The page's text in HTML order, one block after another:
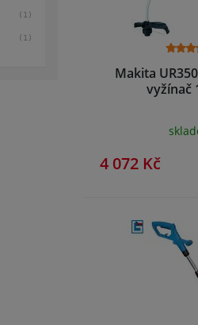
(1)
(1)
Makita
vyžínač
4 072 Kč